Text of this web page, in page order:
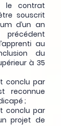
le contrat
souscrit
d’un an
précédent
au
du
à 35
conclu par
reconnue
;
conclu par
projet de